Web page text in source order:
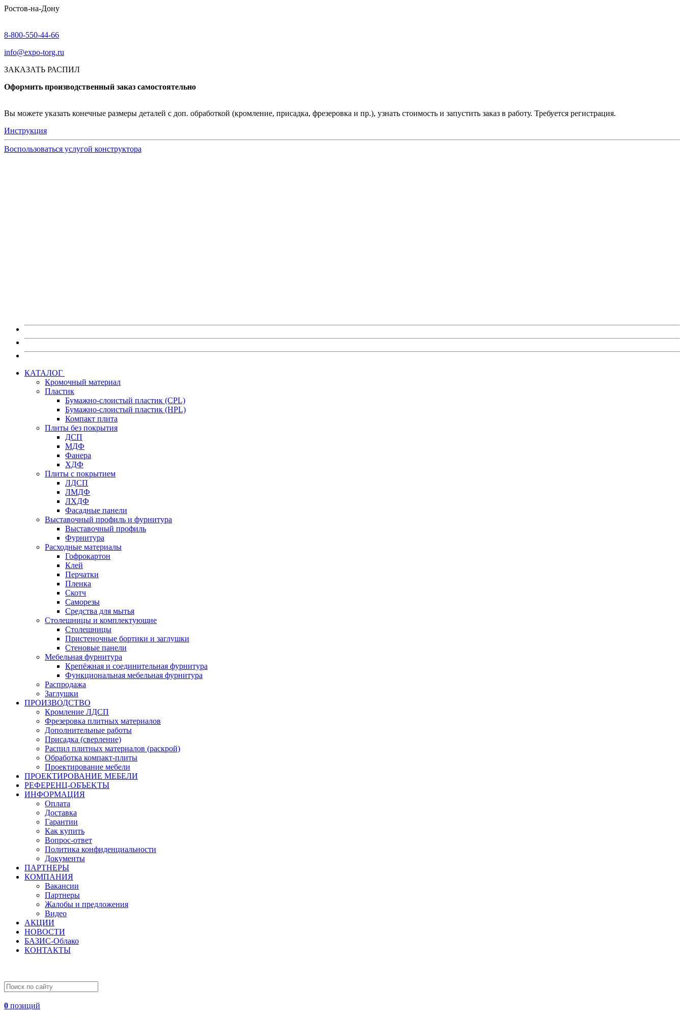
Ростов-на-Дону
8-800-550-44-66
info@expo-torg.ru
ЗАКАЗАТЬ РАСПИЛ
Оформить производственный заказ самостоятельно
Вы можете указать конечные размеры деталей с доп. обработкой (кромление, присадка, фрезеровка и пр.), узнать стоимость и запустить заказ в работу. Требуется регистрация.
Инструкция
Воспользоваться услугой конструктора
КАТАЛОГ
Кромочный материал
Пластик
Бумажно-слоистый пластик (CPL)
Бумажно-слоистый пластик (HPL)
Компакт плита
Плиты без покрытия
ДСП
МДФ
Фанера
ХДФ
Плиты с покрытием
ЛДСП
ЛМДФ
ЛХДФ
Фасадные панели
Выставочный профиль и фурнитура
Выставочный профиль
Фурнитура
Расходные материалы
Гофрокартон
Клей
Перчатки
Пленка
Скотч
Саморезы
Средства для мытья
Столешницы и комплектующие
Столешницы
Пристеночные бортики и заглушки
Стеновые панели
Мебельная фурнитура
Крепёжная и соединительная фурнитура
Функциональная мебельная фурнитура
Распродажа
Заглушки
ПРОИЗВОДСТВО
Кромление ЛДСП
Фрезеровка плитных материалов
Дополнительные работы
Присадка (сверление)
Распил плитных материалов (раскрой)
Обработка компакт-плиты
Проектирование мебели
ПРОЕКТИРОВАНИЕ МЕБЕЛИ
РЕФЕРЕНЦ-ОБЪЕKТЫ
ИНФОРМАЦИЯ
Оплата
Доставка
Гарантии
Как купить
Вопрос-ответ
Политика конфиденциальности
Документы
ПАРТНЕРЫ
КОМПАНИЯ
Вакансии
Партнеры
Жалобы и предложения
Видео
АКЦИИ
НОВОСТИ
БАЗИС-Облако
КОНТАКТЫ
0 позиций